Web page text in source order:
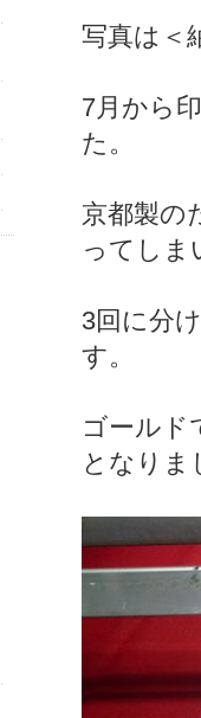
写真は＜
7月から
た。
京都製の
ってしま
3回に分
す。
ゴールド
となりま